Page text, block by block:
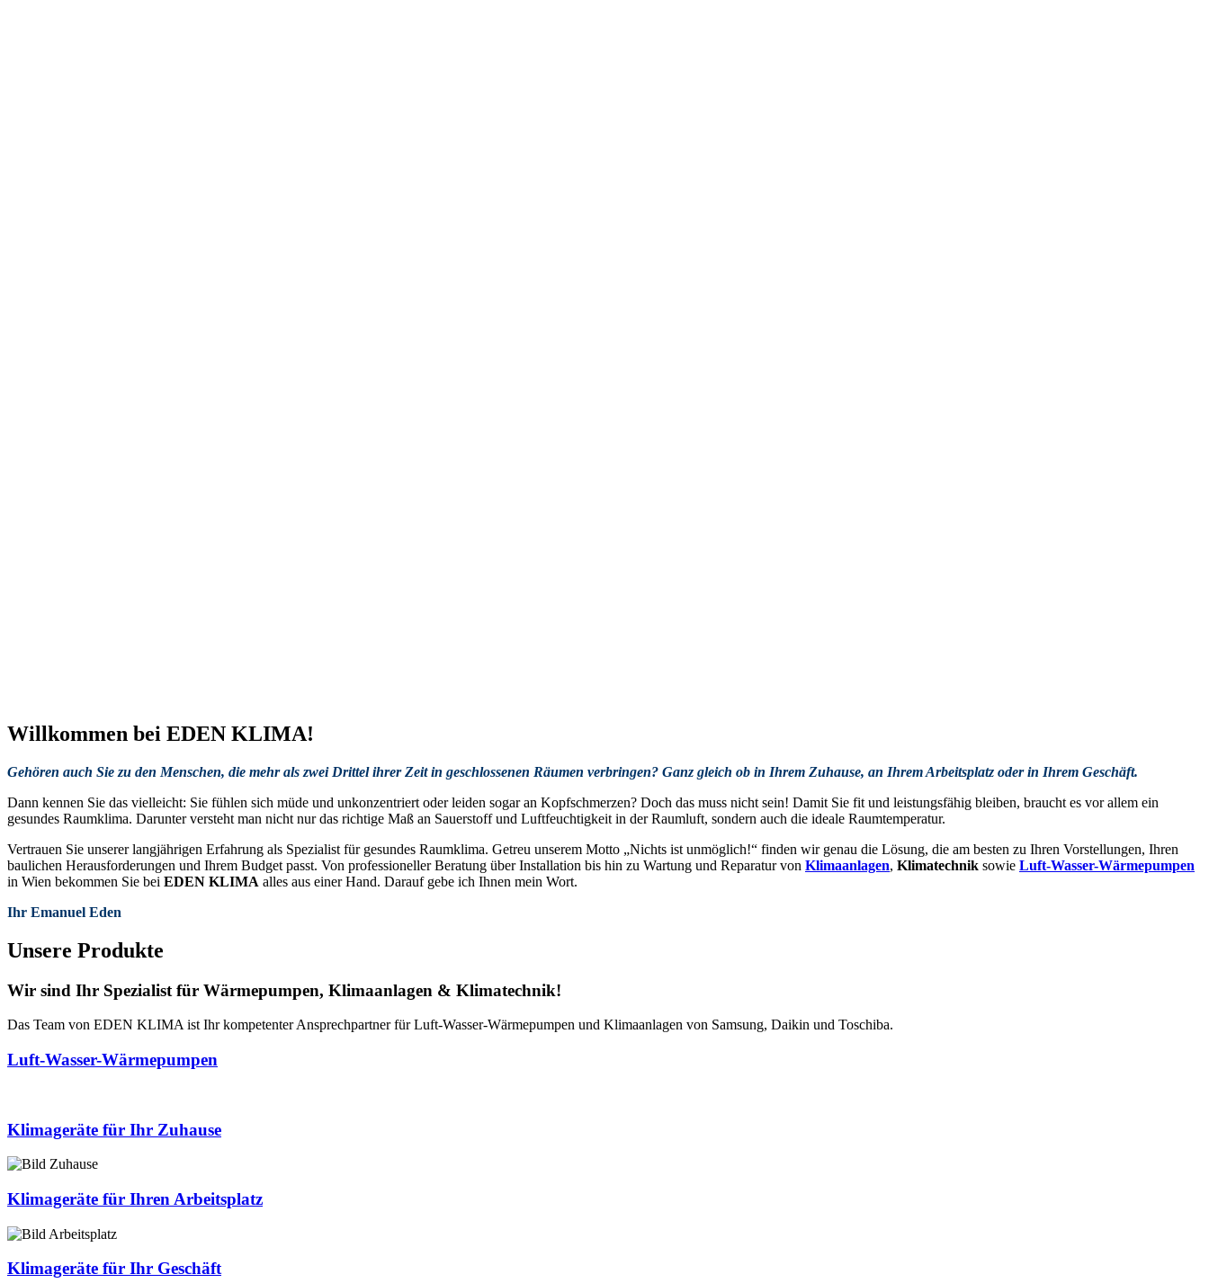
Willkommen bei EDEN KLIMA!
Gehören auch Sie zu den Menschen, die mehr als zwei Drittel ihrer Zeit in geschlossenen Räumen verbringen? Ganz gleich ob in Ihrem Zuhause, an Ihrem Arbeitsplatz oder in Ihrem Geschäft.
Dann kennen Sie das vielleicht: Sie fühlen sich müde und unkonzentriert oder leiden sogar an Kopfschmerzen? Doch das muss nicht sein! Damit Sie fit und leistungsfähig bleiben, braucht es vor allem ein
gesundes Raumklima. Darunter versteht man nicht nur das richtige Maß an Sauerstoff und Luftfeuchtigkeit in der Raumluft, sondern auch die ideale Raumtemperatur.
Vertrauen Sie unserer langjährigen Erfahrung als Spezialist für gesundes Raumklima. Getreu unserem Motto „Nichts ist unmöglich!“ finden wir genau die Lösung, die am besten zu Ihren Vorstellungen, Ihren
baulichen Herausforderungen und Ihrem Budget passt. Von professioneller Beratung über Installation bis hin zu Wartung und Reparatur von Klimaanlagen, Klimatechnik sowie Luft-Wasser-Wärmepumpen
in Wien bekommen Sie bei EDEN KLIMA alles aus einer Hand. Darauf gebe ich Ihnen mein Wort.
Ihr Emanuel Eden
Unsere Produkte
Wir sind Ihr Spezialist für Wärmepumpen, Klimaanlagen & Klimatechnik!
Das Team von EDEN KLIMA ist Ihr kompetenter Ansprechpartner für Luft-Wasser-Wärmepumpen und Klimaanlagen von Samsung, Daikin und Toschiba.
Luft-Wasser-Wärmepumpen
Klimageräte für Ihr Zuhause
Klimageräte für Ihren Arbeitsplatz
Klimageräte für Ihr Geschäft